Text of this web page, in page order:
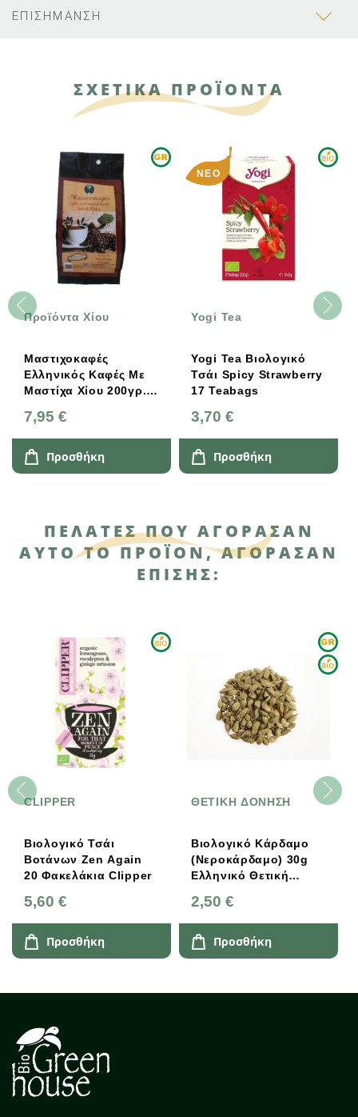
ΕΠΙΣΗΜΑΝΣΗ
ΣΧΕΤΙΚΑ ΠΡΟΪΟΝΤΑ
Προϊόντα Χίου
Μαστιχοκαφές
Ελληνικός Καφές Με
Μαστίχα Χίου 200γρ.,
Προϊόντα Χίου
7,95 €
Προσθήκη
Yogi Tea
Yogi Tea Βιολογικό
Τσάι Spicy Strawberry
17 Teabags
3,70 €
ΝΈΟ
Προσθήκη
ΠΕΛΆΤΕΣ ΠΟΥ ΑΓΌΡΑΣΑΝ
ΑΥΤΌ ΤΟ ΠΡΟΪΌΝ, ΑΓΌΡΑΣΑΝ
ΕΠΊΣΗΣ:
CLIPPER
Βιολογικό Τσάι
Βοτάνων Zen Again
20 Φακελάκια Clipper
5,60 €
Προσθήκη
ΘΕΤΙΚΗ ΔΟΝΗΣΗ
Βιολογικό Κάρδαμο
(νεροκάρδαμο) 30g
Ελληνικό Θετική
2,50 €
Προσθήκη